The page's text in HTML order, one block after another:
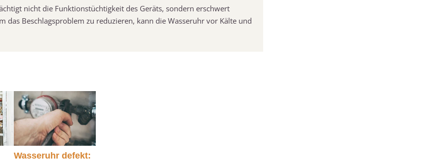
nicht die Funktionstüchtigkeit des Geräts, sondern erschwert
das Beschlagsproblem zu reduzieren, kann die Wasseruhr vor Kälte und
Wasseruhr defekt: